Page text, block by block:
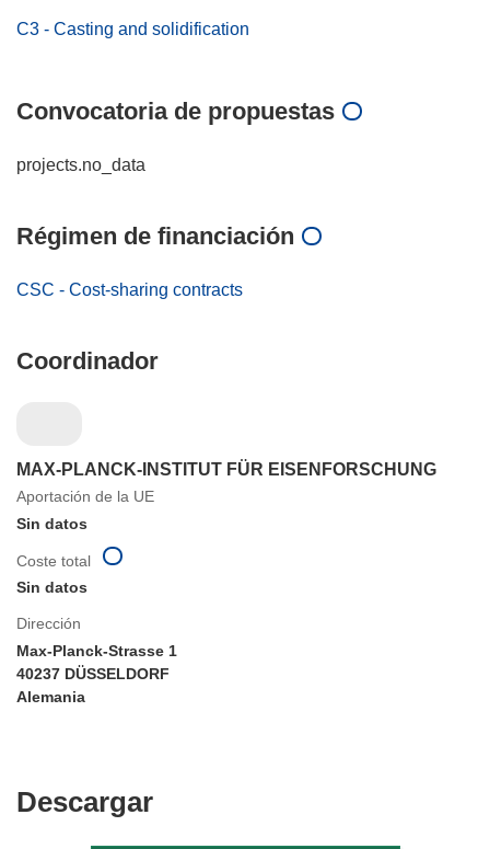
C3 - Casting and solidification
Convocatoria de propuestas
projects.no_data
Régimen de financiación
CSC - Cost-sharing contracts
Coordinador
MAX-PLANCK-INSTITUT FÜR EISENFORSCHUNG
Aportación de la UE
Sin datos
Dirección
Max-Planck-Strasse 1
40237 DÜSSELDORF
Alemania
Coste total
Sin datos
DescargarDescargar